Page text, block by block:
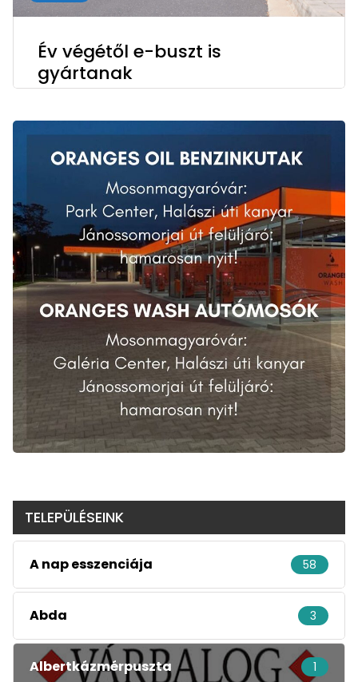
Év végétől e-buszt is
gyártanak
TELEPÜLÉSEINK
A nap esszenciája 58
Abda 3
Albertkázmérpuszta 1